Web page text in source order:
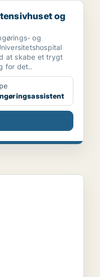
og Patologis...
og
og
at skabe et trygt
for det..